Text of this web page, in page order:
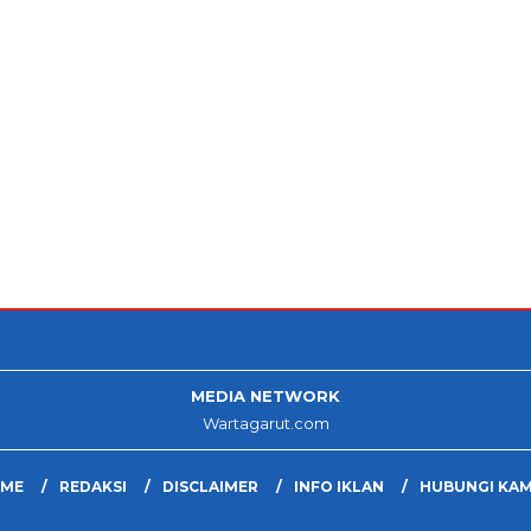
MEDIA NETWORK
Wartagarut.com
REDAKSI DISCLAIMER INFO IKLAN HUBUNGI